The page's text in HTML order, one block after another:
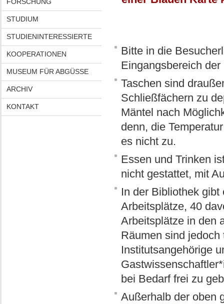
STUDIUM
STUDIENINTERESSIERTE
KOOPERATIONEN
MUSEUM FÜR ABGÜSSE
ARCHIV
KONTAKT
Bitte in die
Eingangsbereich
Taschen sind
Schließfächern zu
Mäntel nach
denn, die
es nicht zu.
Essen und Trinken
nicht gestattet, mit
In der Bibliothek gibt
Arbeitsplätze, 40
Arbeitsplätze in den
Räumen sind jedoch
Institutsangehörige
bei Bedarf frei zu
Außerhalb der oben